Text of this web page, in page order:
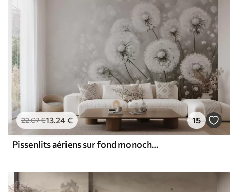
22.07€13.24€ 15
Pissenlits aériens sur fond monochrome